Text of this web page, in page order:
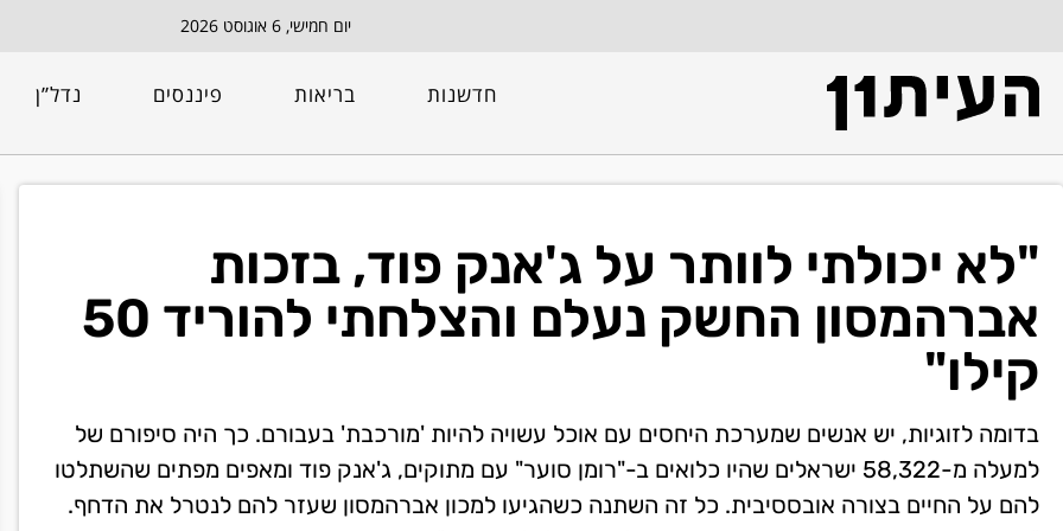
יום חמישי, 6 אוגוסט 2026
חדשנות בריאות פיננסים נדל”ן
"לא יכולתי לוותר על ג'אנק פוד, בזכות
אברהמסון החשק נעלם והצלחתי להוריד 50
קילו"
בדומה לזוגיות, יש אנשים שמערכת היחסים עם אוכל עשויה להיות 'מורכבת' בעבורם. כך היה סיפורם של
למעלה מ-58,322 ישראלים שהיו כלואים ב-"רומן סוער" עם מתוקים, ג'אנק פוד ומאפים מפתים שהשתלטו
להם על החיים בצורה אובססיבית. כל זה השתנה כשהגיעו למכון אברהמסון שעזר להם לנטרל את הדחף.